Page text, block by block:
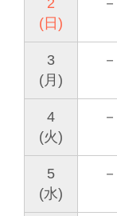
2
(日)
－
3
(月)
－
4
(火)
－
5
(水)
－